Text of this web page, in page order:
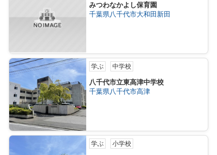
みつわなかよし保育園
千葉県八千代市大和田新田
学ぶ 中学校
八千代市立東高津中学校
千葉県八千代市高津
学ぶ 小学校